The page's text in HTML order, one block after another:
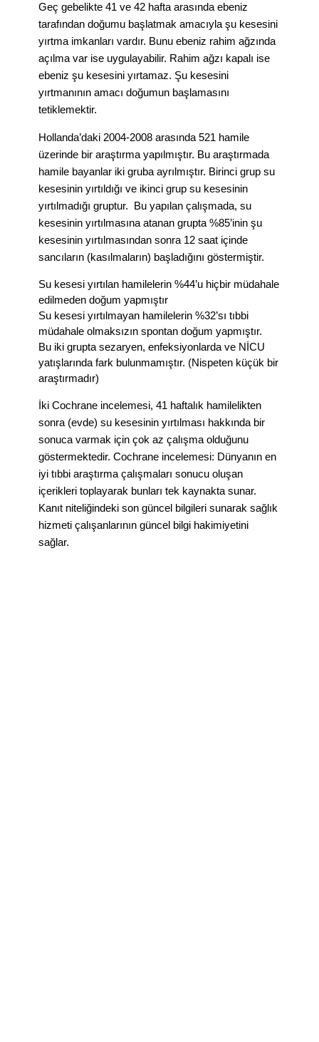
Geç gebelikte 41 ve 42 hafta arasında ebeniz
tarafından doğumu başlatmak amacıyla şu kesesini
yırtma imkanları vardır. Bunu ebeniz rahim ağzında
açılma var ise uygulayabilir. Rahim ağzı kapalı ise
ebeniz şu kesesini yırtamaz. Şu kesesini
yırtmanının amacı doğumun başlamasını
tetiklemektir.
Hollanda’daki 2004-2008 arasında 521 hamile
üzerinde bir araştırma yapılmıştır. Bu araştırmada
hamile bayanlar iki gruba ayrılmıştır. Birinci grup su
kesesinin yırtıldığı ve ikinci grup su kesesinin
yırtılmadığı gruptur. Bu yapılan çalışmada, su
kesesinin yırtılmasına atanan grupta %85’inin şu
kesesinin yırtılmasından sonra 12 saat içinde
sancıların (kasılmaların) başladığını göstermiştir.
Su kesesi yırtılan hamilelerin %44’u hiçbir müdahale
edilmeden doğum yapmıştır
Su kesesi yırtılmayan hamilelerin %32’sı tıbbi
müdahale olmaksızın spontan doğum yapmıştır.
Bu iki grupta sezaryen, enfeksiyonlarda ve NİCU
yatışlarında fark bulunmamıştır. (Nispeten küçük bir
araştırmadır)
İki Cochrane incelemesi, 41 haftalık hamilelikten
sonra (evde) su kesesinin yırtılması hakkında bir
sonuca varmak için çok az çalışma olduğunu
göstermektedir. Cochrane incelemesi: Dünyanın en
iyi tıbbi araştırma çalışmaları sonucu oluşan
içerikleri toplayarak bunları tek kaynakta sunar.
Kanıt niteliğindeki son güncel bilgileri sunarak sağlık
hizmeti çalışanlarının güncel bilgi hakimiyetini
sağlar.